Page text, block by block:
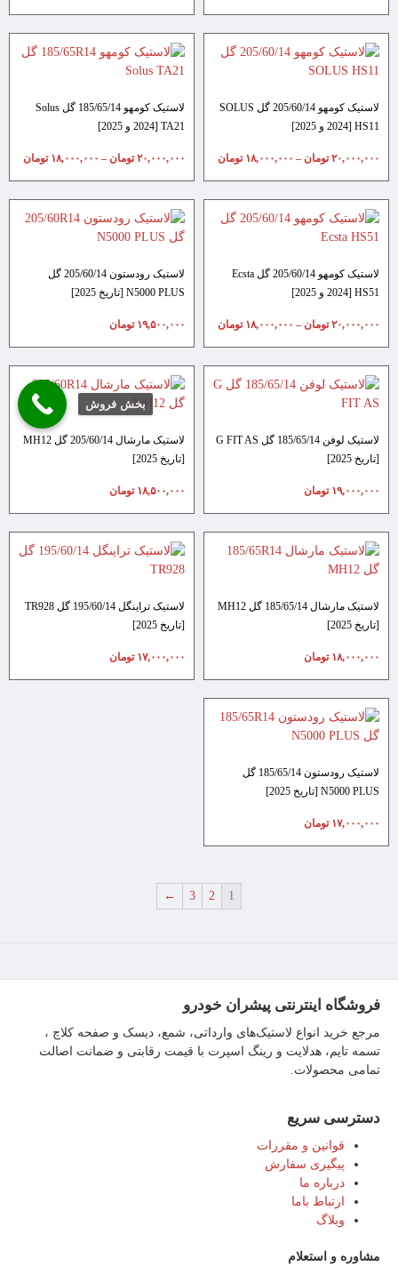
لاستیک کومهو 205/60/14 گل SOLUS
HS11 [2024 و 2025]
۲۰,۰۰۰,۰۰۰ تومان – ۱۸,۰۰۰,۰۰۰ تومان
لاستیک کومهو 185/65/14 گل Solus
TA21 [2024 و 2025]
۲۰,۰۰۰,۰۰۰ تومان – ۱۸,۰۰۰,۰۰۰ تومان
لاستیک کومهو 205/60/14 گل Ecsta
HS51 [2024 و 2025]
۲۰,۰۰۰,۰۰۰ تومان – ۱۸,۰۰۰,۰۰۰ تومان
لاستیک رودستون 205/60/14 گل
N5000 PLUS [تاریخ 2025]
۱۹,۵۰۰,۰۰۰ تومان
لاستیک لوفن 185/65/14 گل G FIT AS
[تاریخ 2025]
۱۹,۰۰۰,۰۰۰ تومان
لاستیک مارشال 205/60/14 گل MH12
[تاریخ 2025]
۱۸,۵۰۰,۰۰۰ تومان
لاستیک مارشال 185/65/14 گل MH12
[تاریخ 2025]
۱۸,۰۰۰,۰۰۰ تومان
لاستیک تراینگل 195/60/14 گل TR928
[تاریخ 2025]
۱۷,۰۰۰,۰۰۰ تومان
لاستیک رودستون 185/65/14 گل
N5000 PLUS [تاریخ 2025]
۱۷,۰۰۰,۰۰۰ تومان
1
2
3
←
فروشگاه اینترنتی پیشران خودرو
مرجع خرید انواع لاستیک‌های وارداتی، شمع، دیسک و صفحه کلاچ ،
تسمه تایم، هدلایت و رینگ اسپرت با قیمت رقابتی و ضمانت اصالت
تمامی محصولات.
دسترسی سریع
قوانین و مقررات
پیگیری سفارش
درباره ما
ارتباط باما
وبلاگ
مشاوره و استعلام
بخش فروش